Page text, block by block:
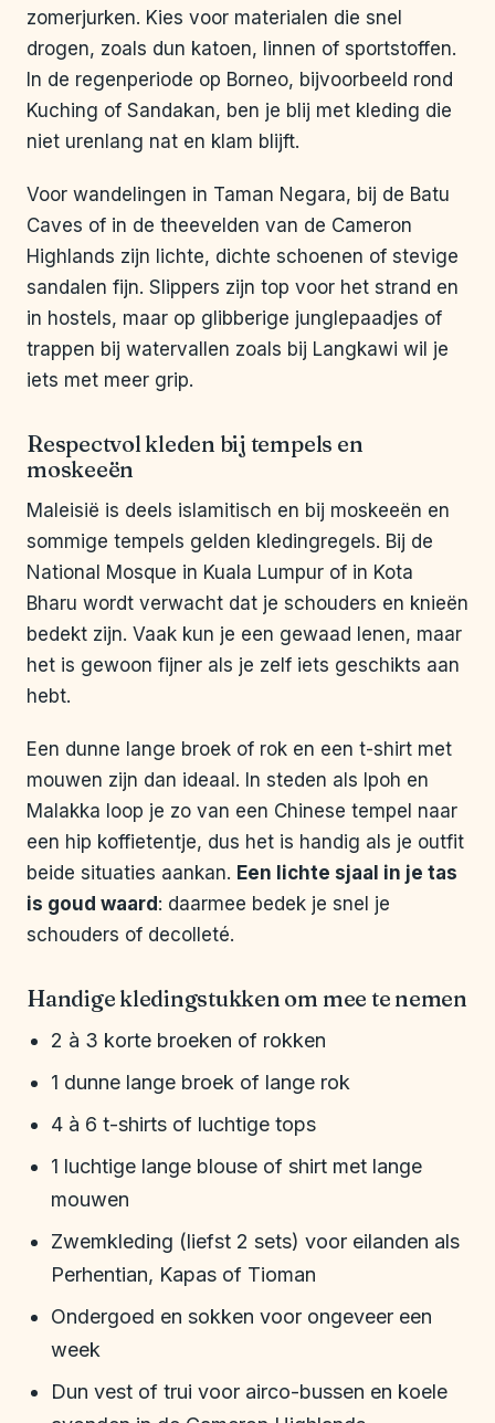
zomerjurken. Kies voor materialen die snel
drogen, zoals dun katoen, linnen of sportstoffen.
In de regenperiode op Borneo, bijvoorbeeld rond
Kuching of Sandakan, ben je blij met kleding die
niet urenlang nat en klam blijft.
Voor wandelingen in Taman Negara, bij de Batu
Caves of in de theevelden van de Cameron
Highlands zijn lichte, dichte schoenen of stevige
sandalen fijn. Slippers zijn top voor het strand en
in hostels, maar op glibberige junglepaadjes of
trappen bij watervallen zoals bij Langkawi wil je
iets met meer grip.
Respectvol kleden bij tempels en
moskeeën
Maleisië is deels islamitisch en bij moskeeën en
sommige tempels gelden kledingregels. Bij de
National Mosque in Kuala Lumpur of in Kota
Bharu wordt verwacht dat je schouders en knieën
bedekt zijn. Vaak kun je een gewaad lenen, maar
het is gewoon fijner als je zelf iets geschikts aan
hebt.
Een dunne lange broek of rok en een t-shirt met
mouwen zijn dan ideaal. In steden als Ipoh en
Malakka loop je zo van een Chinese tempel naar
een hip koffietentje, dus het is handig als je outfit
beide situaties aankan. Een lichte sjaal in je tas
is goud waard : daarmee bedek je snel je
schouders of decolleté.
Handige kledingstukken om mee te nemen
2 à 3 korte broeken of rokken
1 dunne lange broek of lange rok
4 à 6 t-shirts of luchtige tops
1 luchtige lange blouse of shirt met lange
mouwen
Zwemkleding (liefst 2 sets) voor eilanden als
Perhentian, Kapas of Tioman
Ondergoed en sokken voor ongeveer een
week
Dun vest of trui voor airco-bussen en koele